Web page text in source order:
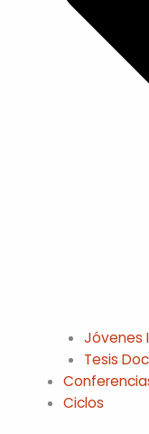
Jóvenes
Tesis
Ciclos